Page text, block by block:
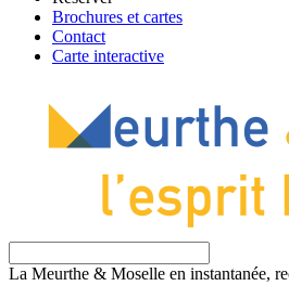
Brochures et cartes
Contact
Carte interactive
La Meurthe & Moselle en instantanée,